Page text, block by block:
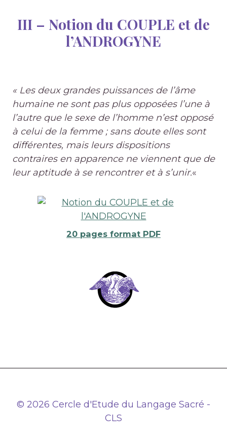
III – Notion du COUPLE et de
l’ANDROGYNE
« Les deux grandes puissances de l’âme
humaine ne sont pas plus opposées l’une à
l’autre que le sexe de l’homme n’est opposé
à celui de la femme ; sans doute elles sont
différentes, mais leurs dispositions
contraires en apparence ne viennent que de
leur aptitude à se rencontrer et à s’unir.«
20 pages format PDF
© 2026 Cercle d'Etude du Langage Sacré -
CLS